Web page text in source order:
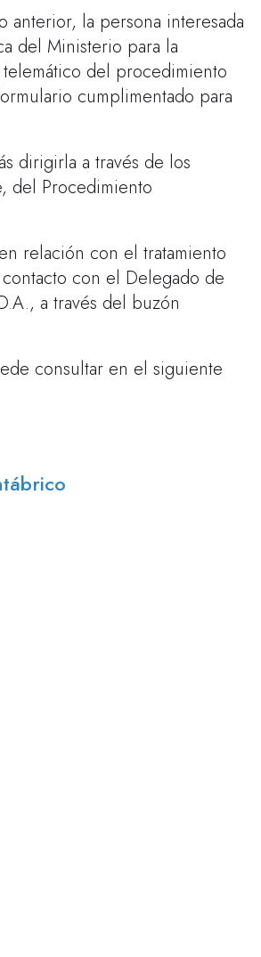
la persona interesada
del Ministerio para la
del procedimiento
cumplimentado para
dirigirla a través de los
del Procedimiento
relación con el tratamiento
con el Delegado de
a través del buzón
consultar en el siguiente